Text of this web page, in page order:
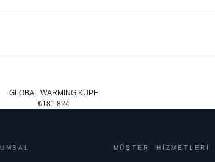
GLOBAL WARMING KÜPE
₺181.824
MÜŞTERİ HİZMETLERİ